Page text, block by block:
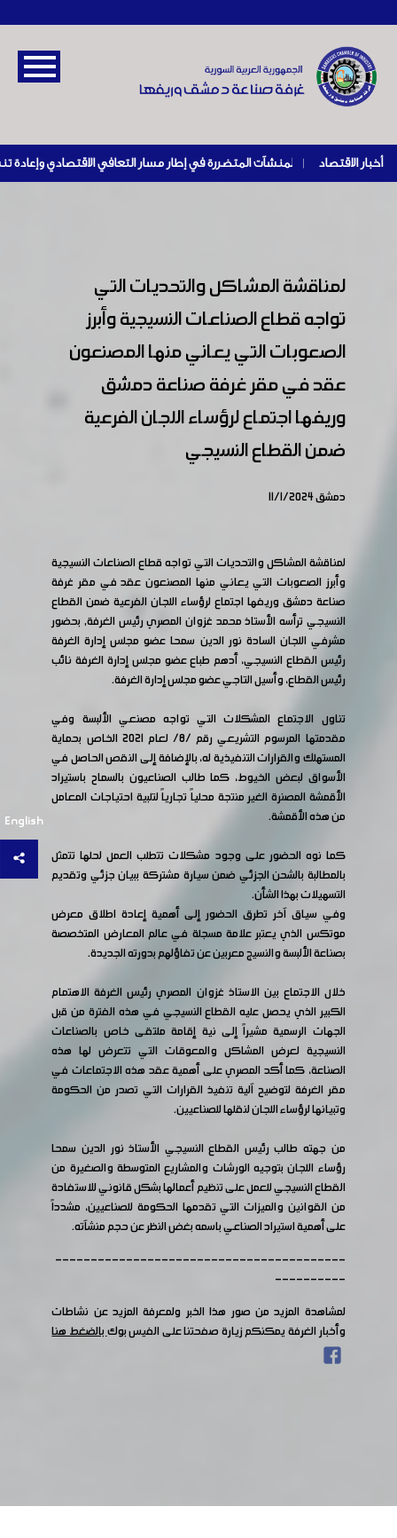
أخبار الاقتصاد |
English
لمناقشة المشاكل والتحديات التي
تواجه قطاع الصناعات النسيجية وأبرز
الصعوبات التي يعاني منها المصنعون
عقد في مقر غرفة صناعة دمشق
وريفها اجتماع لرؤساء اللجان الفرعية
ضمن القطاع النسيجي
دمشق 11/1/2024
لمناقشة المشاكل والتحديات التي تواجه قطاع الصناعات النسيجية
وأبرز الصعوبات التي يعاني منها المصنعون عقد في مقر غرفة
صناعة دمشق وريفها اجتماع لرؤساء اللجان الفرعية ضمن القطاع
النسيجي ترأسه الأستاذ محمد غزوان المصري رئيس الغرفة, بحضور
مشرفي اللجان السادة نور الدين سمحا عضو مجلس إدارة الغرفة
رئيس القطاع النسيجي، أدهم طباع عضو مجلس إدارة الغرفة نائب
رئيس القطاع، وأسيل التاجي عضو مجلس إدارة الغرفة.
تناول الاجتماع المشكلات التي تواجه مصنعي الألبسة وفي
مقدمتها المرسوم التشريعي رقم /8/ لعام 2021 الخاص بحماية
المستهلك والقرارات التنفيذية له، بالإضافة إلى النقص الحاصل في
الأسواق لبعض الخيوط، كما طالب الصناعيون بالسماح باستيراد
الأقمشة المصنرة الغير منتجة محلياً تجارياً لتلبية احتياجات المعامل
من هذه الأقمشة.
كما نوه الحضور على وجود مشكلات تتطلب العمل لحلها تتمثل
بالمطالبة بالشحن الجزئي ضمن سيارة مشتركة ببيان جزئي وتقديم
التسهيلات بهذا الشأن.
وفي سياق آخر تطرق الحضور إلى أهمية إعادة اطلاق معرض
موتكس الذي يعتبر علامة مسجلة في عالم المعارض المتخصصة
بصناعة الألبسة والنسيج معربين عن تفاؤلهم بدورته الجديدة.
خلال الاجتماع بين الاستاذ غزوان المصري رئيس الغرفة الاهتمام
الكبير الذي يحصل عليه القطاع النسيجي في هذه الفترة من قبل
الجهات الرسمية مشيراً إلى نية إقامة ملتقى خاص بالصناعات
النسيجية لعرض المشاكل والمعوقات التي تتعرض لها هذه
الصناعة، كما أكد المصري على أهمية عقد هذه الاجتماعات في
مقر الغرفة لتوضيح آلية تنفيذ القرارات التي تصدر من الحكومة
وتبيانها لرؤساء اللجان لنقلها للصناعيين.
من جهته طالب رئيس القطاع النسيجي الأستاذ نور الدين سمحا
رؤساء اللجان بتوجيه الورشات والمشاريع المتوسطة والصغيرة من
القطاع النسيجي للعمل على تنظيم أعمالها بشكل قانوني للاستفادة
من القوانين والميزات التي تقدمها الحكومة للصناعيين، مشدداً
على أهمية استيراد الصناعي باسمه بغض النظر عن حجم منشآته.
-----------------------------------------
----------
لمشاهدة المزيد من صور هذا الخبر ولمعرفة المزيد عن نشاطات
وأخبار الغرفة يمكنكم زيارة صفحتنا على الفيس بوكبالضغط هنا